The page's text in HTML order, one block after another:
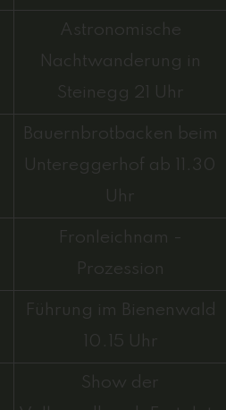
Astronomische
Nachtwanderung in
Steinegg 21 Uhr
Bauernbrotbacken beim
Untereggerhof ab 11.30
Uhr
Fronleichnam -
Prozession
Führung im Bienenwald
10.15 Uhr
Show der